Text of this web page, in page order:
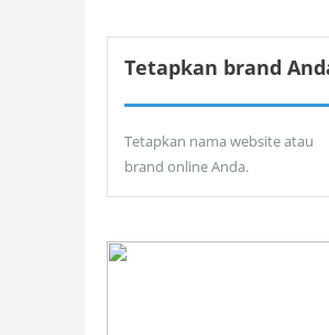
Tetapkan brand
Tetapkan nama website atau
brand online Anda.